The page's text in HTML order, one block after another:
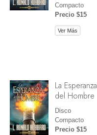
Compacto
Precio $15
Ver Más
La Esperanza
del Hombre
Disco
Compacto
Precio $15